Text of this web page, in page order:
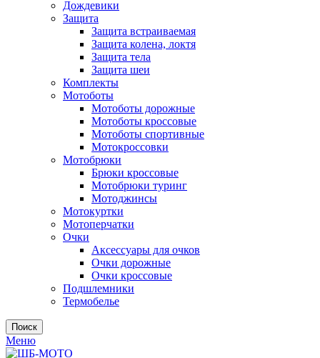
Дождевики
Защита
Защита встраиваемая
Защита колена, локтя
Защита тела
Защита шеи
Комплекты
Мотоботы
Мотоботы дорожные
Мотоботы кроссовые
Мотоботы спортивные
Мотокроссовки
Мотобрюки
Брюки кроссовые
Мотобрюки туринг
Мотоджинсы
Мотокуртки
Мотоперчатки
Очки
Аксессуары для очков
Очки дорожные
Очки кроссовые
Подшлемники
Термобелье
Поиск
Меню